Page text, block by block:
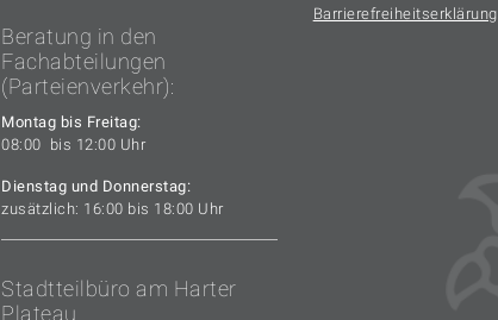
Beratung in den
Fachabteilungen
(Parteienverkehr):
Montag bis Freitag:
08:00 bis 12:00 Uhr
Dienstag und Donnerstag:
zusätzlich: 16:00 bis 18:00 Uhr
Stadtteilbüro am Harter
Plateau
Barrierefreiheitserklärung